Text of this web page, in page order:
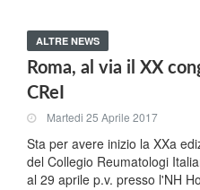
ALTRE NEWS
Roma, al via il XX
CReI
Martedi 25 Aprile 2017
Sta per avere inizio la XXa
del Collegio Reumatologi
al 29 aprile p.v. presso l'NH